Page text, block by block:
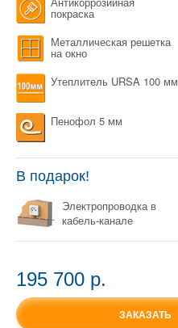
покраска
Металлическая решетка
на окно
Утеплитель URSA 100 мм
Пенофол 5 мм
В подарок!
Электропроводка в
кабель-канале
195 700 p.
ЗАКАЗАТЬ